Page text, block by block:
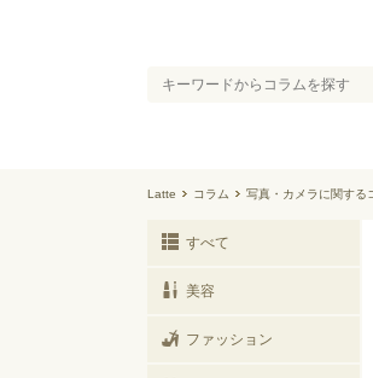
Latte コラム 写真・カメラに関する
すべて
美容
ファッション